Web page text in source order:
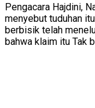
Pengacara Hajdini,
menyebut tuduhan
berbisik telah
bahwa klaim itu Tak